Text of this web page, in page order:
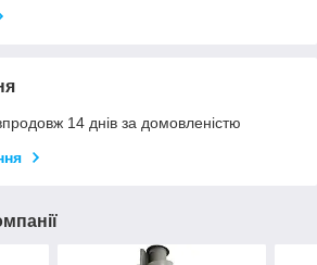
14 днів за домовленістю